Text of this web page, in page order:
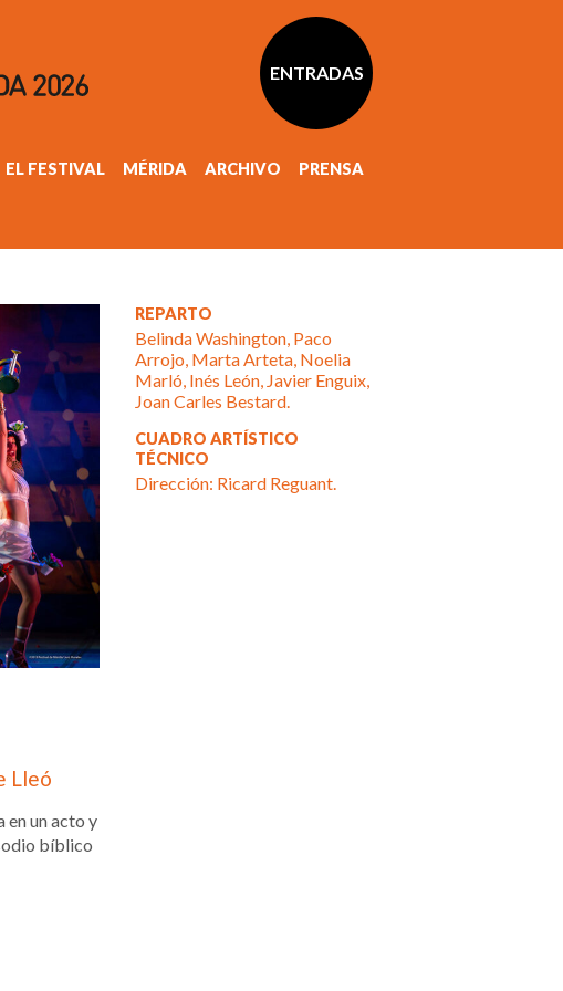
ENTRADAS
EL FESTIVAL MÉRIDA ARCHIVO PRENSA
Lleó
en un acto y
bíblico
REPARTO
Belinda Washington, Paco
Arrojo, Marta Arteta, Noelia
Marló, Inés León, Javier Enguix,
Joan Carles Bestard.
CUADRO ARTÍSTICO
TÉCNICO
Dirección: Ricard Reguant.